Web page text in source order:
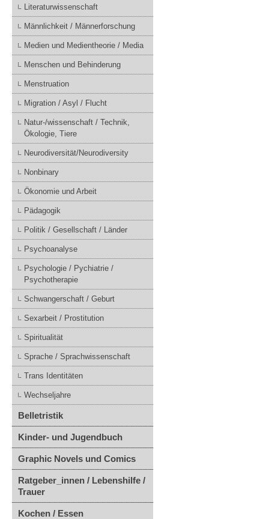
Literaturwissenschaft
Männlichkeit / Männerforschung
Medien und Medientheorie / Media
Menschen und Behinderung
Menstruation
Migration / Asyl / Flucht
Natur-/wissenschaft / Technik,
Ökologie, Tiere
Neurodiversität/Neurodiversity
Nonbinary
Ökonomie und Arbeit
Pädagogik
Politik / Gesellschaft / Länder
Psychoanalyse
Psychologie / Pychiatrie /
Psychotherapie
Schwangerschaft / Geburt
Sexarbeit / Prostitution
Spiritualität
Sprache / Sprachwissenschaft
Trans Identitäten
Wechseljahre
Belletristik
Kinder- und Jugendbuch
Graphic Novels und Comics
Ratgeber_innen / Lebenshilfe /
Trauer
Kochen / Essen